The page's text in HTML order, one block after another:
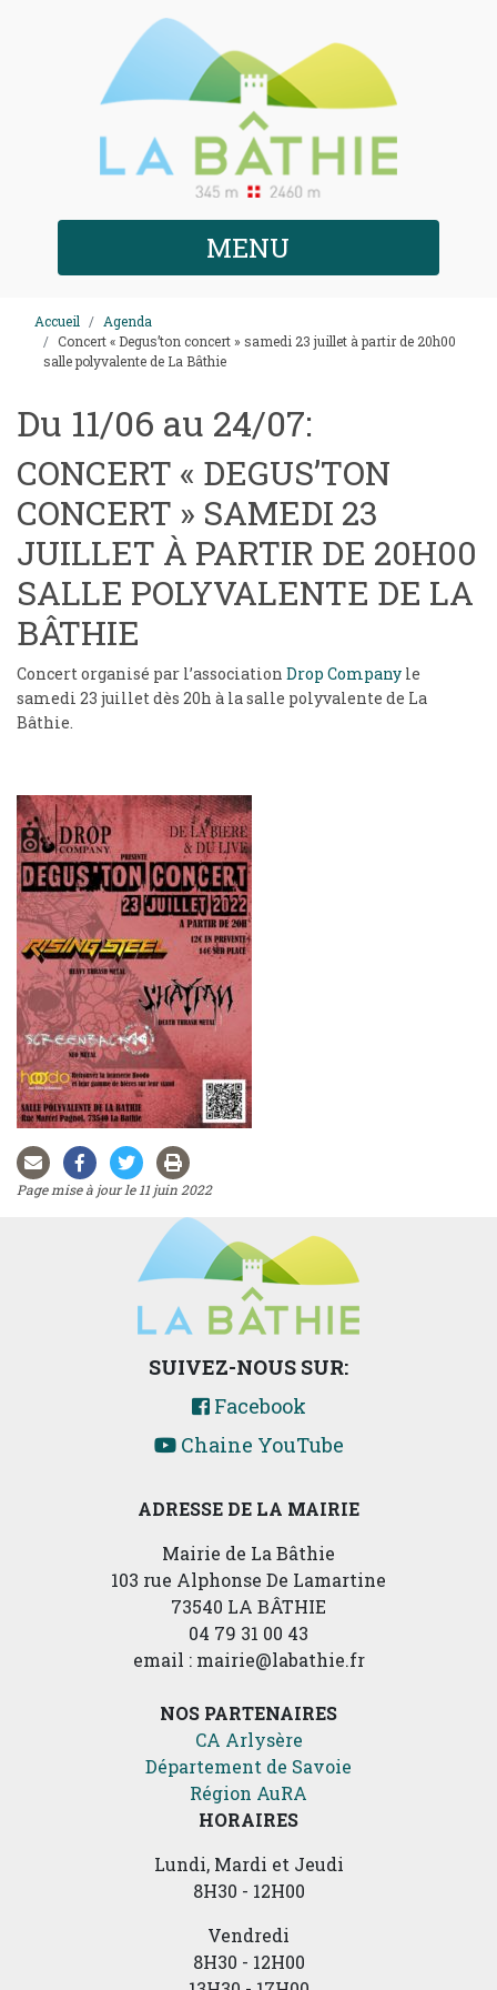
MENU
Accueil
Agenda
Concert « Degus’ton concert » samedi 23 juillet à partir de 20h00
salle polyvalente de La Bâthie
Du 11/06 au 24/07:
CONCERT « DEGUS’TON
CONCERT » SAMEDI 23
JUILLET À PARTIR DE 20H00
SALLE POLYVALENTE DE LA
BÂTHIE
Concert organisé par l’association Drop Company le
samedi 23 juillet dès 20h à la salle polyvalente de La
Bâthie.
Page mise à jour le 11 juin 2022
ADRESSE DE LA MAIRIE
Mairie de La Bâthie
103 rue Alphonse De Lamartine
73540 LA BÂTHIE
04 79 31 00 43
email : mairie@labathie.fr
NOS PARTENAIRES
CA Arlysère
Département de Savoie
Région AuRA
SUIVEZ-NOUS SUR:
Facebook
Chaine YouTube
HORAIRES
Lundi, Mardi et Jeudi
8H30 - 12H00
Vendredi
8H30 - 12H00